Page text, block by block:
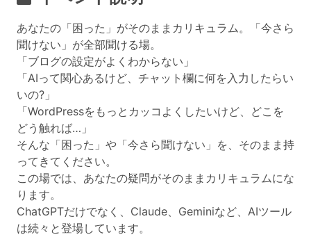
あなたの「困った」がそのままカリキュラム。「今さら
聞けない」が全部聞ける場。
「ブログの設定がよくわからない」
「AIって関心あるけど、チャット欄に何を入力したらい
いの?」
「WordPressをもっとカッコよくしたいけど、どこを
どう触れば…」
そんな「困った」や「今さら聞けない」を、そのまま持
ってきてください。
この場では、あなたの疑問がそのままカリキュラムにな
ります。
ChatGPTだけでなく、Claude、Geminiなど、AIツール
は続々と登場しています。